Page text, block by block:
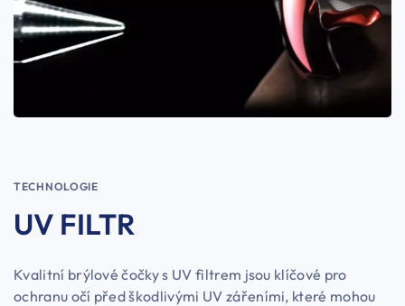
TECHNOLOGIE
UV FILTR
Kvalitní brýlové čočky s UV filtrem jsou klíčové pro
ochranu očí před škodlivými UV zářeními, které mohou